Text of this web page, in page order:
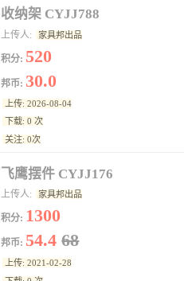
收纳架 CYJJ788
上传人: 家具邦出品
积分: 520
邦币: 30.0
上传: 2026-08-04
下载: 0 次
关注: 0次
飞鹰摆件 CYJJ176
上传人: 家具邦出品
积分: 1300
邦币: 54.468
上传: 2021-02-28